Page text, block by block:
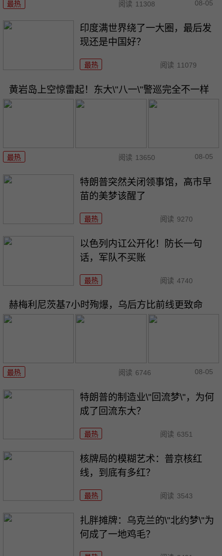
最热 阅读 11308 08-05
印度满世界绕了一大圈，最后发
现还是中国好？
最热 阅读 11079
黄岩岛上空惊雷起！东大\"八一\"警巡完全不一样
最热 阅读 13650 08-05
特朗普突然关闭领事馆，高市早
苗的美梦该醒了
最热 阅读 9270
以色列内讧公开化！防长一句
话，军队不买账
最热 阅读 4740
赫梅利尼茨基7小时殉爆，乌后方比前线更致命
最热 阅读 6746 08-05
特朗普的制造业\"回流梦\"，为何
成了回流东大？
最热 阅读 6351
核牌局的模糊艺术：普京核红
线，到底有多红？
最热 阅读 3543
扎胖摊牌：乌克兰的\"北约梦\"为
何成了一地鸡毛？